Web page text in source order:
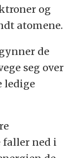
og
atomene.
de
seg over
ledige
faller ned i